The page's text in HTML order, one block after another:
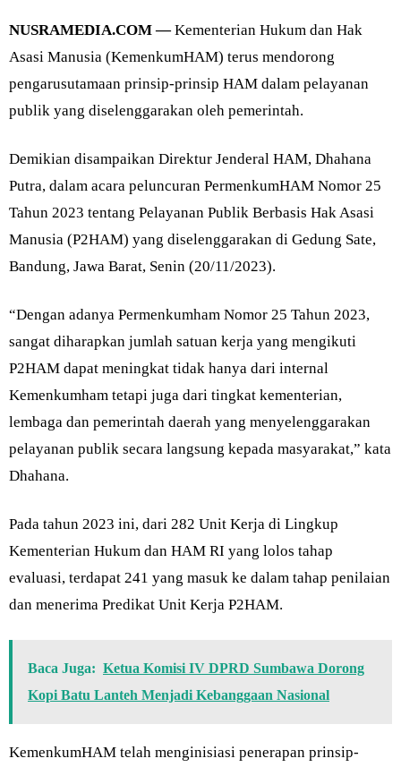
NUSRAMEDIA.COM —Kementerian Hukum dan Hak
Asasi Manusia (KemenkumHAM) terus mendorong
pengarusutamaan prinsip-prinsip HAM dalam pelayanan
publik yang diselenggarakan oleh pemerintah.
Demikian disampaikan Direktur Jenderal HAM, Dhahana
Putra, dalam acara peluncuran PermenkumHAM Nomor 25
Tahun 2023 tentang Pelayanan Publik Berbasis Hak Asasi
Manusia (P2HAM) yang diselenggarakan di Gedung Sate,
Bandung, Jawa Barat, Senin (20/11/2023).
“Dengan adanya Permenkumham Nomor 25 Tahun 2023,
sangat diharapkan jumlah satuan kerja yang mengikuti
P2HAM dapat meningkat tidak hanya dari internal
Kemenkumham tetapi juga dari tingkat kementerian,
lembaga dan pemerintah daerah yang menyelenggarakan
pelayanan publik secara langsung kepada masyarakat,” kata
Dhahana.
Pada tahun 2023 ini, dari 282 Unit Kerja di Lingkup
Kementerian Hukum dan HAM RI yang lolos tahap
evaluasi, terdapat 241 yang masuk ke dalam tahap penilaian
dan menerima Predikat Unit Kerja P2HAM.
Baca Juga: Ketua Komisi IV DPRD Sumbawa Dorong
Kopi Batu Lanteh Menjadi Kebanggaan Nasional
KemenkumHAM telah menginisiasi penerapan prinsip-